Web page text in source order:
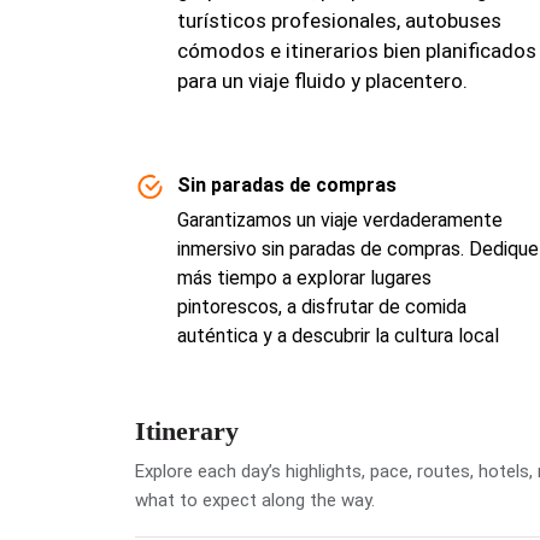
turísticos profesionales, autobuses
cómodos e itinerarios bien planificados
para un viaje fluido y placentero.
Sin paradas de compras
Garantizamos un viaje verdaderamente
inmersivo sin paradas de compras. Dedique
más tiempo a explorar lugares
pintorescos, a disfrutar de comida
auténtica y a descubrir la cultura local
Itinerary
Explore each day’s highlights, pace, routes,
what to expect along the way.